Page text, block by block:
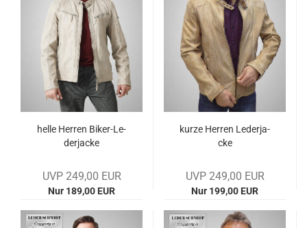
helle Her­ren Biker-​​Le­
der­ja­cke
UVP 249,00 EUR
Nur 189,00 EUR
kurze Her­ren Le­der­ja­
cke
UVP 249,00 EUR
Nur 199,00 EUR